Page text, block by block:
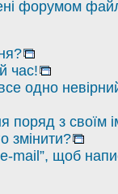
форумом
час!
одно
поряд з своїм
змінити?
mail”, щоб